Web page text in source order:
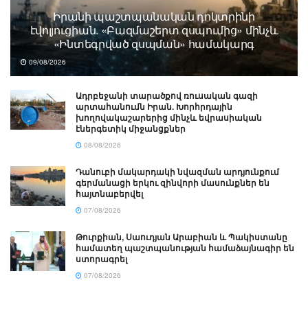
Իրանի պաշտպանական դոկտրինի
էվոլյուցիան. «Բազմաշերտ զսպումից» մինչև
«Ինտեգրված զսպման» համակարգ
09/08/2026
Ադրբեջանի տարածքով ռուսական գազի
արտահանումն Իրան. Խորհրդային
խողովակաշարերից մինչև եվրասիական
էներգետիկ միջանցքներ
08/08/2026
Դանուբի մակարդակի նվազման արդյունքում
գերմանացի երկու զինվորի մասունքներ են
հայտնաբերվել
07/08/2026
Թուրքիան, Սաուդյան Արաբիան և Պակիստանը
համատեղ պաշտպանության համաձայնագիր են
ստորագրել
07/08/2026